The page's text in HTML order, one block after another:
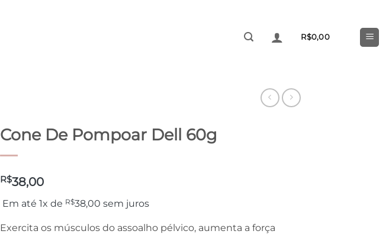
R$0,00
Cone De Pompoar Dell 60g
R$38,00
Em até 1x de R$38,00 sem juros
Exercita os músculos do assoalho pélvico, aumenta a força